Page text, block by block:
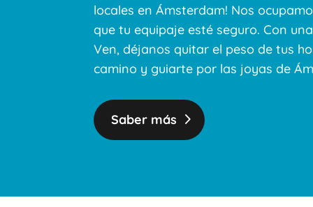
locales en Ámsterdam! Nos
que tu equipaje esté seguro. Con
Ven, déjanos quitar el peso de tus
camino y guiarte por las joyas de
Saber más